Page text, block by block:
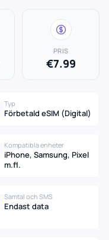
PRIS
€7.99
Typ
Förbetald eSIM (Digital)
Kompatibla enheter
iPhone, Samsung, Pixel
m.fl.
Samtal och SMS
Endast data